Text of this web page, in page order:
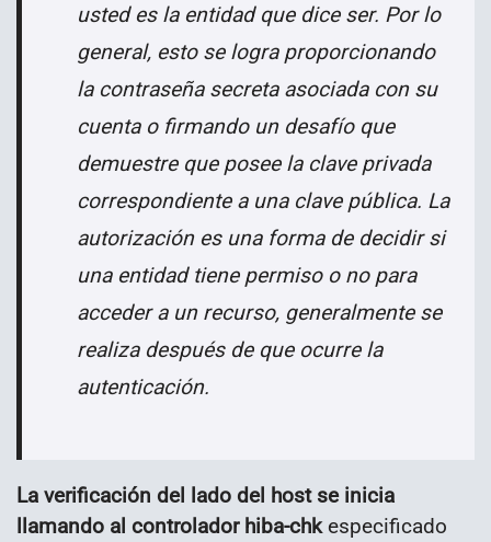
usted es la entidad que dice ser. Por lo
general, esto se logra proporcionando
la contraseña secreta asociada con su
cuenta o firmando un desafío que
demuestre que posee la clave privada
correspondiente a una clave pública. La
autorización es una forma de decidir si
una entidad tiene permiso o no para
acceder a un recurso, generalmente se
realiza después de que ocurre la
autenticación.
La verificación del lado del host se inicia
llamando al controlador hiba-chkespecificado